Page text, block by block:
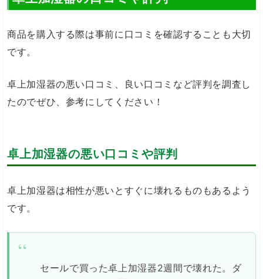
商品を購入する際は事前に口コミを確認することも大切
です。
卓上加湿器の悪い口コミ、良い口コミなど評判を調査し
たのでぜひ、参考にしてください！
卓上加湿器の悪い口コミや評判
卓上加湿器は相性が悪いとすぐに壊れるものもあるよう
です。
セールで買った卓上加湿器2週間で壊れた。ダ